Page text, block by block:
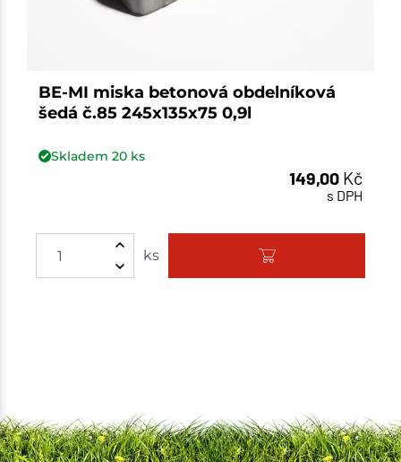
BE-MI miska betonová obdelníková
šedá č.85 245x135x75 0,9l
Skladem 20ks
149,00 Kč
s DPH
ks Množství